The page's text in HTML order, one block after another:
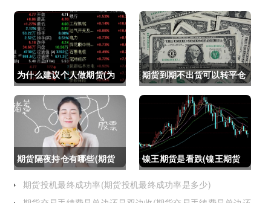
为什么建议个人做期货(为
什么建议个人做期货交易)
期货到期不出货可以转平仓
吗吗(期货如果到期不平仓
怎么办)
期货隔夜持仓有哪些(期货
隔夜持仓有哪些风险)
镍王期货是看跌(镍王期货
是看跌还是看涨)
期货投机最终成功率(期货投机最终成功率是多少)